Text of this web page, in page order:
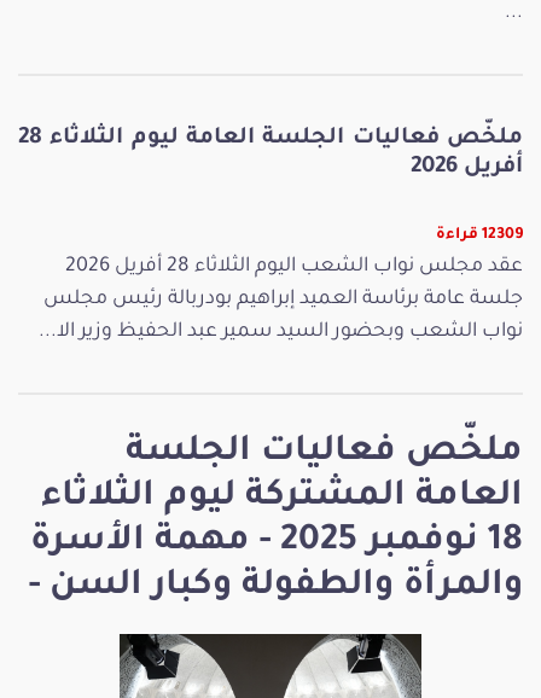
ملخّص فعاليات الجلسة
العامة المشتركة ليوم الثلاثاء
18 نوفمبر 2025 - مهمة الأسرة
والمرأة والطفولة وكبار السن -
...
ملخّص فعاليات الجلسة العامة ليوم الثلاثاء 28
أفريل 2026
12309 قراءة
عقد مجلس نواب الشعب اليوم الثلاثاء 28 أفريل 2026
جلسة عامة برئاسة العميد إبراهيم بودربالة رئيس مجلس
نواب الشعب وبحضور السيد سمير عبد الحفيظ وزير الا...